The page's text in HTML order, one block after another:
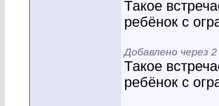
Такое
ребёнок с
Добавлено через
Такое
ребёнок с